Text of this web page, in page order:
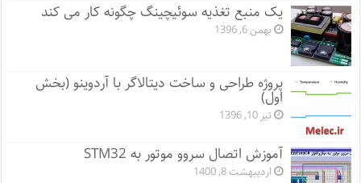
یک منبع تغذیه سوئیچینگ چگونه کار می کند
بهمن 6, 1396
پروژه طراحی و ساخت دیتالاگر با آردوینو (بخش
اول)
تیر 10, 1396
آموزش اتصال سروو موتور به STM32
اردیبهشت 8, 1400